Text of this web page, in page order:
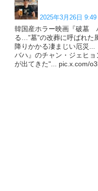
2025年3月26日 9:49
韓国産ホラー映画『破墓
る…”墓”の改葬に呼ばれた
降りかかる凄まじい厄災
バハ』のチャン・ジェヒ
が出てきた"... pic.x.com/